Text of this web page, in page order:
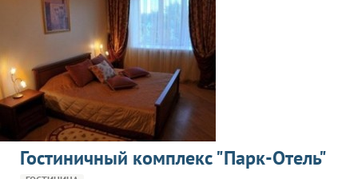
Гостиничный комплекс "Парк-Отель"